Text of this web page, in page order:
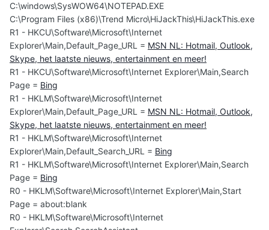
C:\windows\SysWOW64\NOTEPAD.EXE
C:\Program Files (x86)\Trend Micro\HiJackThis\HiJackThis.exe
R1 - HKCU\Software\Microsoft\Internet
Explorer\Main,Default_Page_URL = MSN NL: Hotmail, Outlook,
Skype, het laatste nieuws, entertainment en meer!
R1 - HKCU\Software\Microsoft\Internet Explorer\Main,Search
Page = Bing
R1 - HKLM\Software\Microsoft\Internet
Explorer\Main,Default_Page_URL = MSN NL: Hotmail, Outlook,
Skype, het laatste nieuws, entertainment en meer!
R1 - HKLM\Software\Microsoft\Internet
Explorer\Main,Default_Search_URL = Bing
R1 - HKLM\Software\Microsoft\Internet Explorer\Main,Search
Page = Bing
R0 - HKLM\Software\Microsoft\Internet Explorer\Main,Start
Page = about:blank
R0 - HKLM\Software\Microsoft\Internet